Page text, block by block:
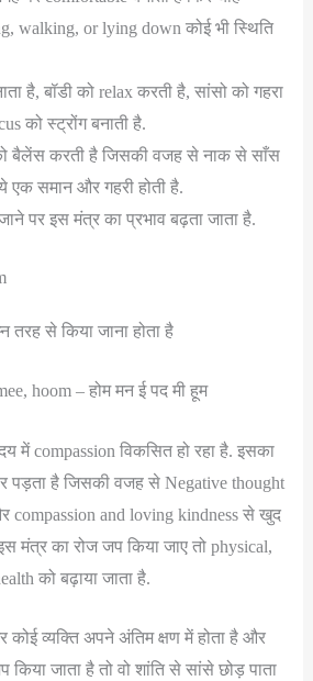
walking, or lying down कोई भी स्थिति
है, बॉडी को relax करती है, सांसो को गहरा
को स्ट्रोंग बनाती है.
बैलेंस करती है जिसकी वजह से नाक से साँस
एक समान और गहरी होती है.
जाने पर इस मंत्र का प्रभाव बढ़ता जाता है.
तरह से किया जाना होता है
hoom – होम मन ई पद मी हूम
में compassion विकसित हो रहा है. इसका
पड़ता है जिसकी वजह से Negative thought
compassion and loving kindness से खुद
मंत्र का रोज जप किया जाए तो physical,
को बढ़ाया जाता है.
कोई व्यक्ति अपने अंतिम क्षण में होता है और
जाता है तो वो शांति से सांसे छोड़ पाता